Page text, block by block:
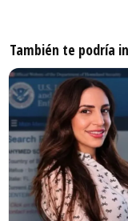
También te podría